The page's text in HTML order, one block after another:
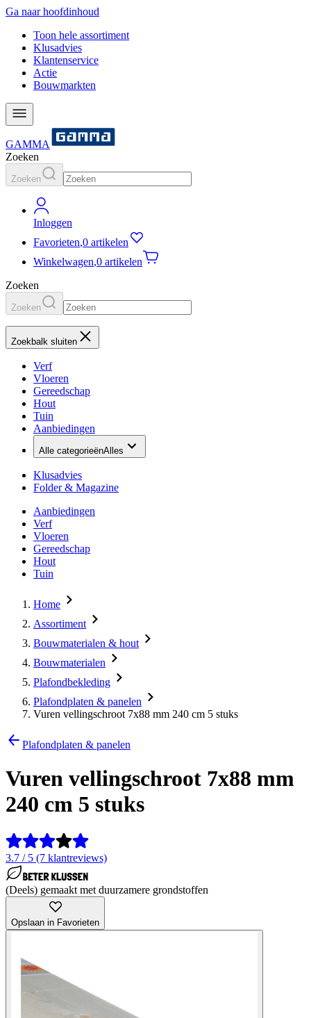
Ga naar hoofdinhoud
Toon hele assortiment
Klusadvies
Klantenservice
Actie
Bouwmarkten
GAMMA
Zoeken
Zoeken
Inloggen
Favorieten,0 artikelen
Winkelwagen,0 artikelen
Zoeken
Zoeken
Zoekbalk sluiten
Verf
Vloeren
Gereedschap
Hout
Tuin
Aanbiedingen
Alle categorieënAlles
Klusadvies
Folder & Magazine
Aanbiedingen
Verf
Vloeren
Gereedschap
Hout
Tuin
Home
Assortiment
Bouwmaterialen & hout
Bouwmaterialen
Plafondbekleding
Plafondplaten & panelen
Vuren vellingschroot 7x88 mm 240 cm 5 stuks
Plafondplaten & panelen
Vuren vellingschroot 7x88 mm
240 cm 5 stuks
3.7 / 5 (7 klantreviews)
(Deels) gemaakt met duurzamere grondstoffen
Opslaan in Favorieten